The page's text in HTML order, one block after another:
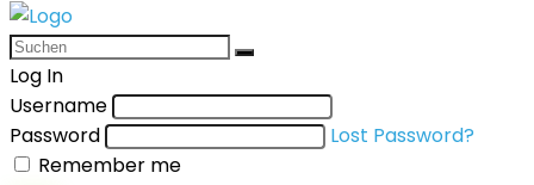
Log In
Username
Password
Lost Password?
Remember me